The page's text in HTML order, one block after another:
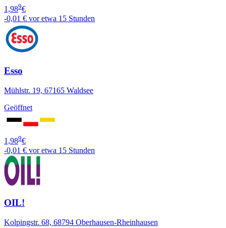
1,989€
-0,01 € vor etwa 15 Stunden
Esso
Mühlstr. 19, 67165 Waldsee
Geöffnet
1,989€
-0,01 € vor etwa 15 Stunden
OIL!
Kolpingstr. 68, 68794 Oberhausen-Rheinhausen